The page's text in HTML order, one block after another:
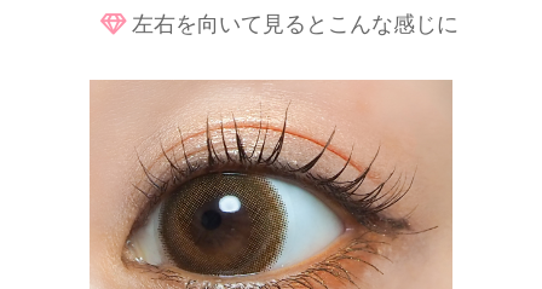
左右を向いて見るとこんな感じに